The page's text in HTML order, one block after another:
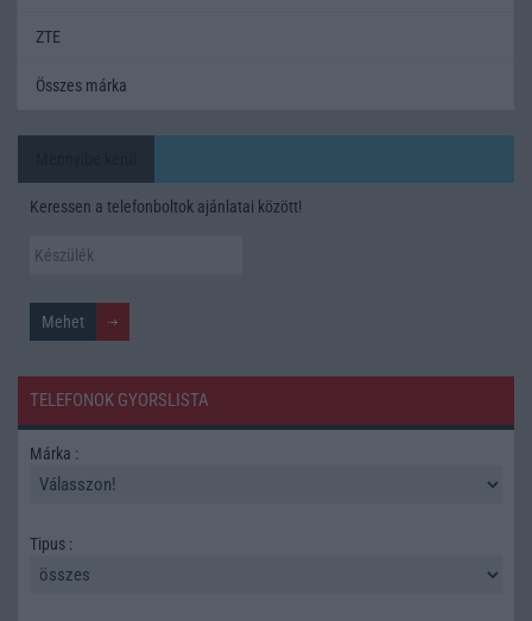
ZTE
Összes márka
Keressen a telefonboltok ajánlatai között!
TELEFONOK GYORSLISTA
Márka :
Tipus :